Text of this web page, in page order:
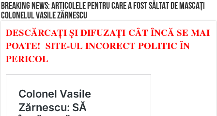
BREAKING NEWS: ARTICOLELE PENTRU CARE A FOST SĂLTAT DE MASCAȚI
COLONELUL VASILE ZĂRNESCU
DESCĂRCAȚI ȘI DIFUZAȚI CÂT ÎNCĂ SE MAI
POATE! SITE-UL INCORECT POLITIC ÎN
PERICOL